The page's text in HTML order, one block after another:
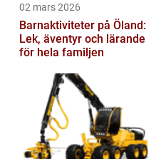
02 mars 2026
Barnaktiviteter på Öland:
Lek, äventyr och lärande
för hela familjen